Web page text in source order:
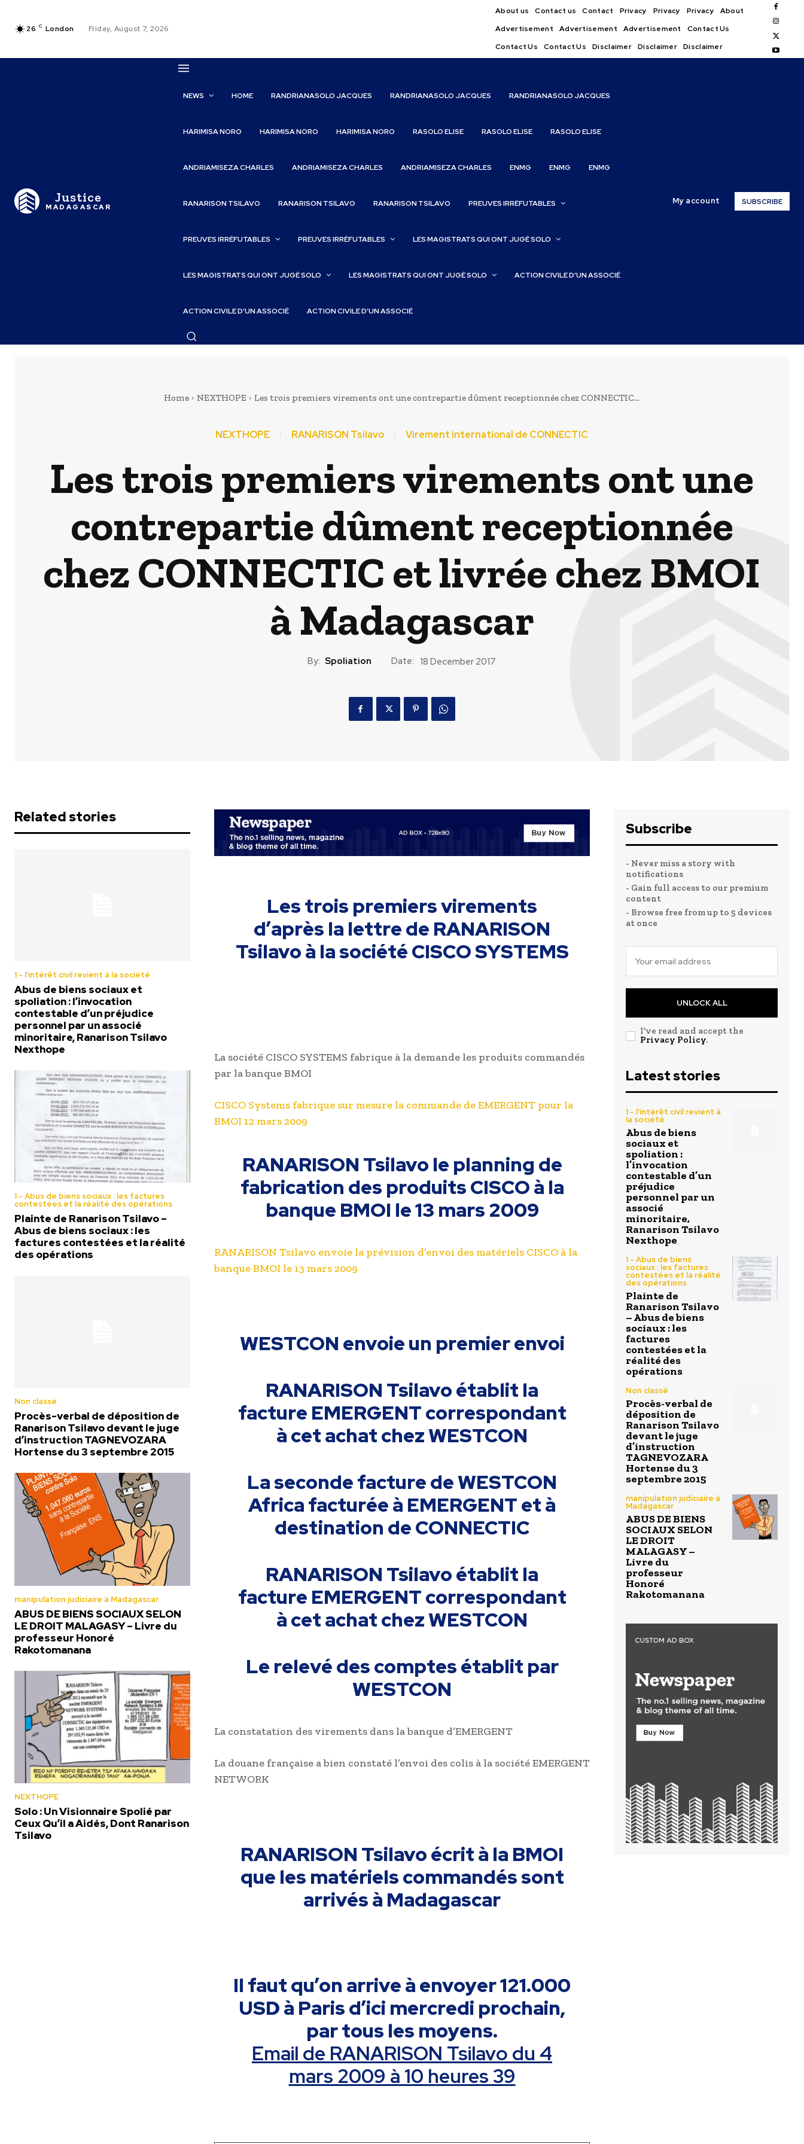
26 C London Friday, August 7, 2026
About us Contact us Contact Privacy Privacy Privacy
About
Advertisement
Advertisement Advertisement
Contact Us
Contact Us
Contact Us Disclaimer Disclaimer Disclaimer
Justice
MADAGASCAR
NEWS HOME RANDRIANASOLO JACQUES RANDRIANASOLO JACQUES RANDRIANASOLO JACQUES
HARIMISA NORO HARIMISA NORO HARIMISA NORO RASOLO ELISE RASOLO ELISE RASOLO ELISE
ANDRIAMISEZA CHARLES ANDRIAMISEZA CHARLES ANDRIAMISEZA CHARLES ENMG ENMG ENMG
RANARISON TSILAVO RANARISON TSILAVO RANARISON TSILAVO PREUVES IRRÉFUTABLES
PREUVES IRRÉFUTABLES PREUVES IRRÉFUTABLES LES MAGISTRATS QUI ONT JUGÉ SOLO
LES MAGISTRATS QUI ONT JUGÉ SOLO LES MAGISTRATS QUI ONT JUGÉ SOLO ACTION CIVILE D’UN ASSOCIÉ
ACTION CIVILE D’UN ASSOCIÉ ACTION CIVILE D’UN ASSOCIÉ
My account SUBSCRIBE
Home NEXTHOPE Les trois premiers virements ont une contrepartie dûment receptionnée chez CONNECTIC...
NEXTHOPE RANARISON Tsilavo Virement international de CONNECTIC
Les trois premiers virements ont une
contrepartie dûment receptionnée
chez CONNECTIC et livrée chez BMOI
à Madagascar
By: Spoliation Date: 18 December 2017
Related stories
1 - l'intérêt civil revient à la société
Abus de biens sociaux et
spoliation : l’invocation
contestable d’un préjudice
personnel par un associé
minoritaire, Ranarison Tsilavo
Nexthope
1 - Abus de biens sociaux : les factures
contestées et la réalité des opérations
Plainte de Ranarison Tsilavo –
Abus de biens sociaux : les
factures contestées et la réalité
des opérations
Non classé
Procès-verbal de déposition de
Ranarison Tsilavo devant le juge
d’instruction TAGNEVOZARA
Hortense du 3 septembre 2015
manipulation judiciaire à Madagascar
ABUS DE BIENS SOCIAUX SELON
LE DROIT MALAGASY – Livre du
professeur Honoré
Rakotomanana
NEXTHOPE
Solo : Un Visionnaire Spolié par
Ceux Qu’il a Aidés, Dont Ranarison
Tsilavo
Les trois premiers virements
d’après la lettre de RANARISON
Tsilavo à la société CISCO SYSTEMS
La société CISCO SYSTEMS fabrique à la demande les produits commandés
par la banque BMOI
CISCO Systems fabrique sur mesure la commande de EMERGENT pour la
BMOI 12 mars 2009
RANARISON Tsilavo le planning de
fabrication des produits CISCO à la
banque BMOI le 13 mars 2009
RANARISON Tsilavo envoie la prévision d’envoi des matériels CISCO à la
banque BMOI le 13 mars 2009
WESTCON envoie un premier envoi
RANARISON Tsilavo établit la
facture EMERGENT correspondant
à cet achat chez WESTCON
La seconde facture de WESTCON
Africa facturée à EMERGENT et à
destination de CONNECTIC
RANARISON Tsilavo établit la
facture EMERGENT correspondant
à cet achat chez WESTCON
Le relevé des comptes établit par
WESTCON
La constatation des virements dans la banque d’EMERGENT
La douane française a bien constaté l’envoi des colis à la société EMERGENT
NETWORK
RANARISON Tsilavo écrit à la BMOI
que les matériels commandés sont
arrivés à Madagascar
Il faut qu’on arrive à envoyer 121.000
USD à Paris d’ici mercredi prochain,
par tous les moyens.
Email de RANARISON Tsilavo du 4
mars 2009 à 10 heures 39
Subscribe
- Never miss a story with
notifications
- Gain full access to our premium
content
- Browse free from up to 5 devices
at once
UNLOCK ALL
I've read and accept the
Privacy Policy.
Latest stories
1 - l'intérêt civil revient à
la société
Abus de biens
sociaux et
spoliation :
l’invocation
contestable d’un
préjudice
personnel par un
associé
minoritaire,
Ranarison Tsilavo
Nexthope
1 - Abus de biens
sociaux : les factures
contestées et la réalité
des opérations
Plainte de
Ranarison Tsilavo
– Abus de biens
sociaux : les
factures
contestées et la
réalité des
opérations
Non classé
Procès-verbal de
déposition de
Ranarison Tsilavo
devant le juge
d’instruction
TAGNEVOZARA
Hortense du 3
septembre 2015
manipulation judiciaire à
Madagascar
ABUS DE BIENS
SOCIAUX SELON
LE DROIT
MALAGASY –
Livre du
professeur
Honoré
Rakotomanana